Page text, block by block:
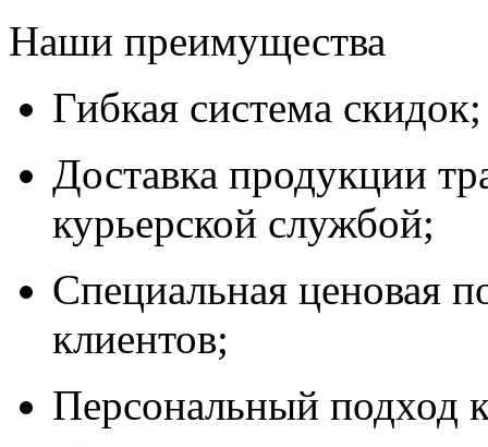
Наши преимущества
Гибкая система скидок;
Доставка продукции
курьерской службой;
Специальная ценовая
клиентов;
Персональный подход